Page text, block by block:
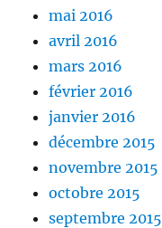
mai 2016
avril 2016
mars 2016
février 2016
janvier 2016
décembre 2015
novembre 2015
octobre 2015
septembre 2015